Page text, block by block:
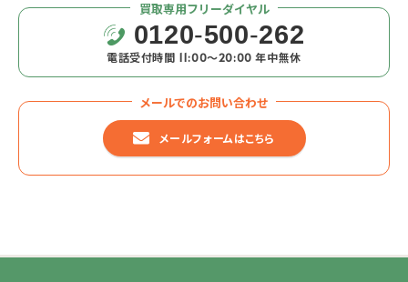
買取専用フリーダイヤル
0120-500-262
電話受付時間 11:00〜20:00 年中無休
メールでのお問い合わせ
メールフォームはこちら